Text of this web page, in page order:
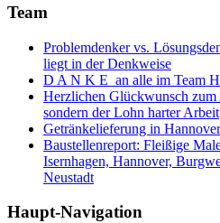
Team
Problemdenker vs.
liegt in der Denkweise
D A N K E an alle im Team
Herzlichen Glückwunsch
sondern der Lohn harter Arbeit
Getränkelieferung in
Baustellenreport: Fleißige
Isernhagen, Hannover,
Neustadt
Haupt-Navigation